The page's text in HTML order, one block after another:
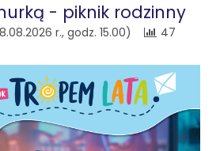
- piknik rodzinny
r., godz. 15.00) 47